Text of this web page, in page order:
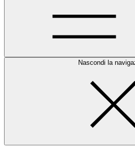
Nascondi la